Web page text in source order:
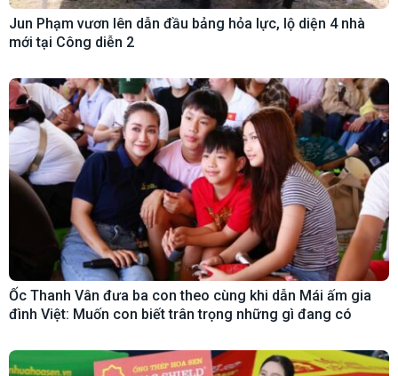
Jun Phạm vươn lên dẫn đầu bảng hỏa lực, lộ diện 4 nhà
mới tại Công diễn 2
Ốc Thanh Vân đưa ba con theo cùng khi dẫn Mái ấm gia
đình Việt: Muốn con biết trân trọng những gì đang có